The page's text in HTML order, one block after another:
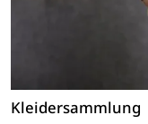
Kleidersammlung